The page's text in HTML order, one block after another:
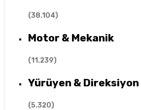
(38.104)
Motor & Mekanik
(11.239)
Yürüyen & Direksiyon
(5.320)